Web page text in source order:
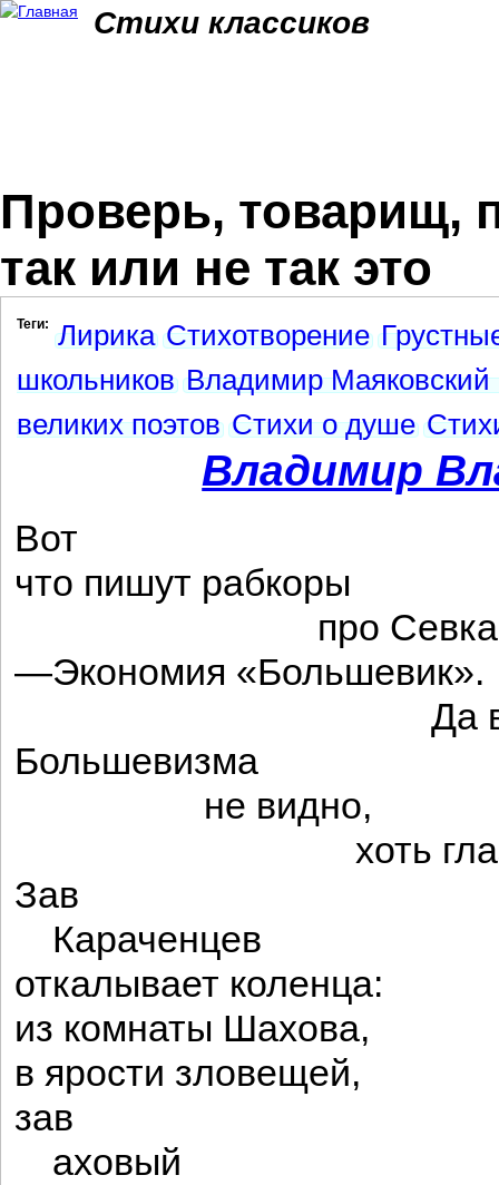
Стихи классиков
Проверь, товарищ,
так или не так это
Теги: Лирика Стихотворение
школьников Владимир Маяковский
великих поэтов Стихи о душе
Владимир
Вот
что пишут рабкоры
про
—Экономия «Большевик».
Да впрямь —
Большевизма
не видно,
хоть глаз
Зав
Караченцев
откалывает коленца:
из комнаты Шахова,
в ярости зловещей,
зав
аховый